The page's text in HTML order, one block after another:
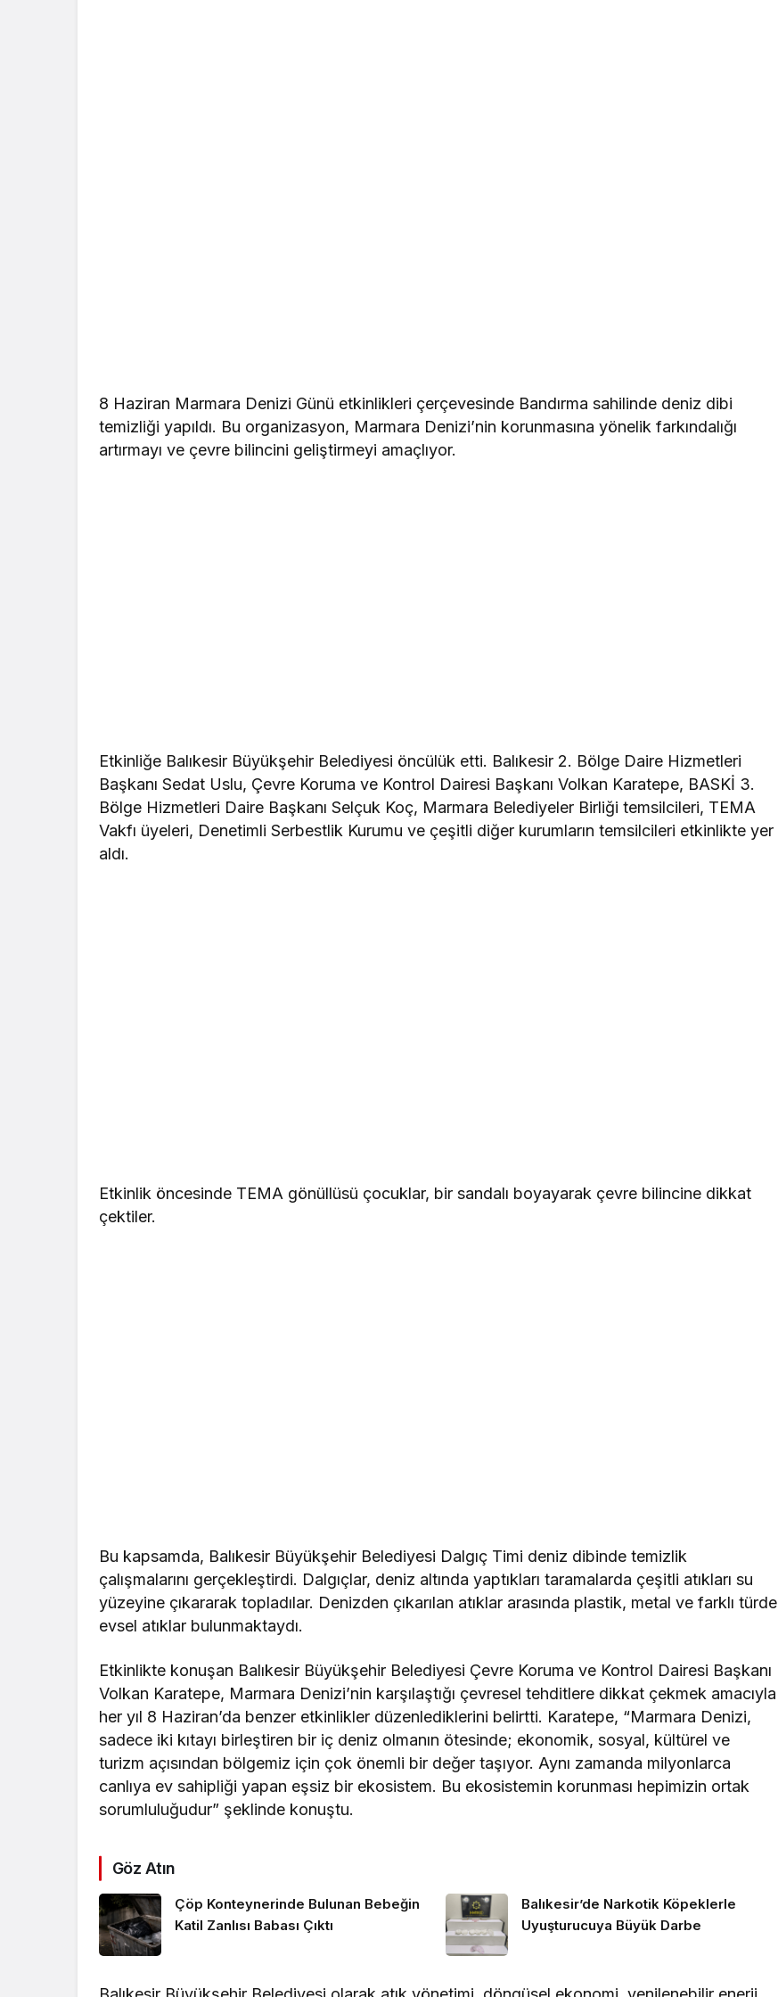
8 Haziran Marmara Denizi Günü etkinlikleri çerçevesinde Bandırma sahilinde deniz dibi
temizliği yapıldı. Bu organizasyon, Marmara Denizi’nin korunmasına yönelik farkındalığı
artırmayı ve çevre bilincini geliştirmeyi amaçlıyor.
Etkinliğe Balıkesir Büyükşehir Belediyesi öncülük etti. Balıkesir 2. Bölge Daire Hizmetleri
Başkanı Sedat Uslu, Çevre Koruma ve Kontrol Dairesi Başkanı Volkan Karatepe, BASKİ 3.
Bölge Hizmetleri Daire Başkanı Selçuk Koç, Marmara Belediyeler Birliği temsilcileri, TEMA
Vakfı üyeleri, Denetimli Serbestlik Kurumu ve çeşitli diğer kurumların temsilcileri etkinlikte yer
aldı.
Etkinlik öncesinde TEMA gönüllüsü çocuklar, bir sandalı boyayarak çevre bilincine dikkat
çektiler.
Bu kapsamda, Balıkesir Büyükşehir Belediyesi Dalgıç Timi deniz dibinde temizlik
çalışmalarını gerçekleştirdi. Dalgıçlar, deniz altında yaptıkları taramalarda çeşitli atıkları su
yüzeyine çıkararak topladılar. Denizden çıkarılan atıklar arasında plastik, metal ve farklı türde
evsel atıklar bulunmaktaydı.
Etkinlikte konuşan Balıkesir Büyükşehir Belediyesi Çevre Koruma ve Kontrol Dairesi Başkanı
Volkan Karatepe, Marmara Denizi’nin karşılaştığı çevresel tehditlere dikkat çekmek amacıyla
her yıl 8 Haziran’da benzer etkinlikler düzenlediklerini belirtti. Karatepe, “Marmara Denizi,
sadece iki kıtayı birleştiren bir iç deniz olmanın ötesinde; ekonomik, sosyal, kültürel ve
turizm açısından bölgemiz için çok önemli bir değer taşıyor. Aynı zamanda milyonlarca
canlıya ev sahipliği yapan eşsiz bir ekosistem. Bu ekosistemin korunması hepimizin ortak
sorumluluğudur” şeklinde konuştu.
Göz Atın
Çöp Konteynerinde Bulunan Bebeğin
Katil Zanlısı Babası Çıktı
Balıkesir’de Narkotik Köpeklerle
Uyuşturucuya Büyük Darbe